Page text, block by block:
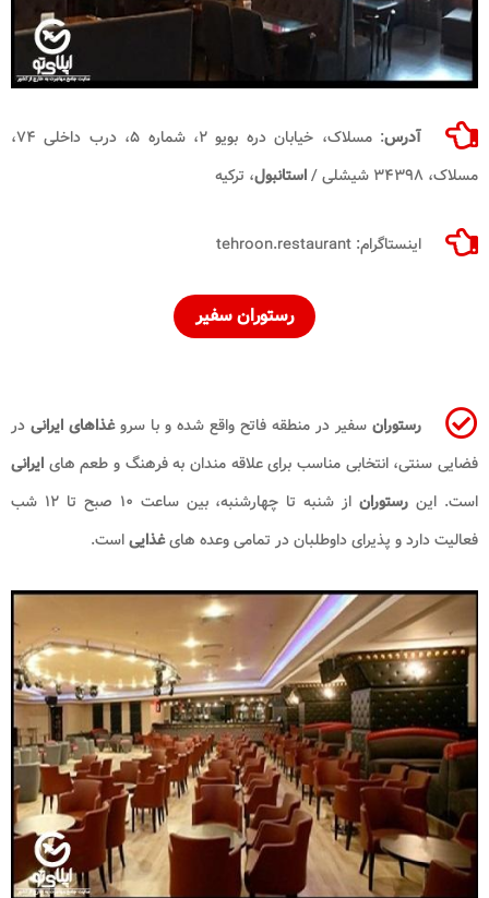
آدرس
: مسلاک، خیابان دره بویو ۲، شماره ۵، درب داخلی ۷۴،
مسلاک، ۳۴۳۹۸ شیشلی /
استانبول، ترکیه
اینستاگرام: tehroon.restaurant
رستوران سفیر
رستوران سفیر در منطقه فاتح واقع شده و با سروغذاهای ایرانی در
فضایی سنتی، انتخابی مناسب برای علاقه مندان به فرهنگ و طعم های ایرانی
است. این رستوران
از شنبه تا چهارشنبه، بین ساعت ۱۰ صبح تا ۱۲ شب
فعالیت دارد و پذیرای داوطلبان در تمامی وعده هایغذاییاست.